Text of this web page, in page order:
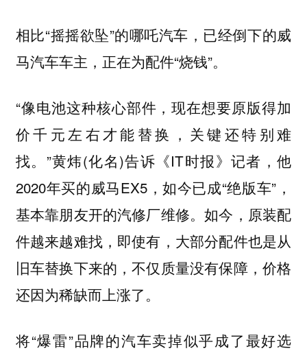
相比“摇摇欲坠”的哪吒汽车，已经倒下的威
马汽车车主，正在为配件“烧钱”。
“像电池这种核心部件，现在想要原版得加
价千元左右才能替换，关键还特别难
找。”黄炜(化名)告诉《IT时报》记者，他
2020年买的威马EX5，如今已成“绝版车”，
基本靠朋友开的汽修厂维修。如今，原装配
件越来越难找，即使有，大部分配件也是从
旧车替换下来的，不仅质量没有保障，价格
还因为稀缺而上涨了。
将“爆雷”品牌的汽车卖掉似乎成了最好选